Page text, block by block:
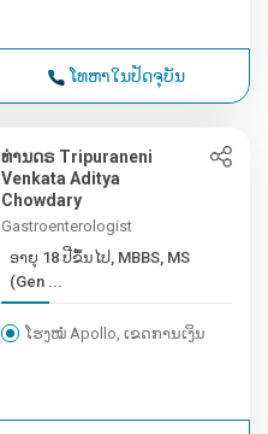
ໂທຫາໃນປັດຈຸບັນ
ທ່ານດຣ Tripuraneni
Venkata Aditya
Chowdary
Gastroenterologist
ອາຍຸ 18 ປີຂຶ້ນໄປ, MBBS, MS
(Gen ...
ໂຮງໝໍ Apollo, ເຂດການເງິນ